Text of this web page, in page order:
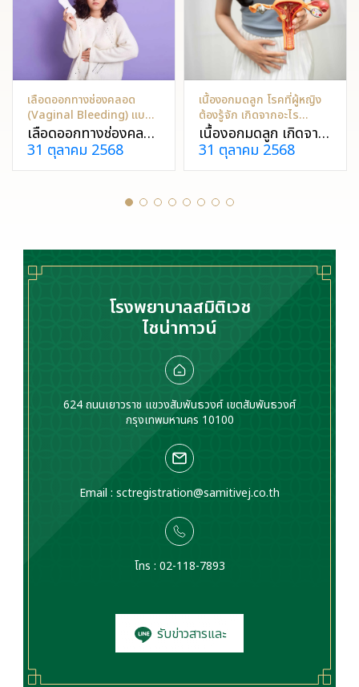
เลือดออกทางช่องคลอด
(Vaginal Bleeding) แบบ
ไหนผิดปกติ?
เลือดออกทางช่องคลอด
เป็นอาการที่ผู้หญิง
หลายคนอาจเคยเจอ
และจะไม่อันตรายเสมอ
ไป แต่หากมีเลือดออก
แพทย์เพื่อหาสาเหตุและ
แนวทางรักษา
31 ตุลาคม 2568
เนื้องอกมดลูก โรคที่ผู้หญิง
ต้องรู้จัก เกิดจากอะไร
ป้องกันได้ไหม?
เนื้องอกมดลูก เกิดจาก
เซลล์กล้ามเนื้อมดลูก
เจริญเติบโตผิดปกติ
ทำให้ประจำเดือนมามาก
ผิดปกติ ปวดท้องน้อย
เจอก้อนที่ท้อง ควร
ปรึกษาแพทย์
31 ตุลาคม 2568
โรงพยาบาลสมิติเวช
ไชน่าทาวน์
624 ถนนเยาวราช แขวงสัมพันธวงศ์ เขตสัมพันธวงศ์
กรุงเทพมหานคร 10100
Email : sctregistration@samitivej.co.th
โทร : 02-118-7893
รับข่าวสารและ